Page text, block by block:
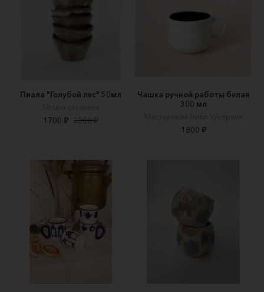
Пиала "Голубой лес" 50мл
Sibumi ceramics
1700 ₽ 2000 ₽
Чашка ручной работы белая
300 мл
Мастерская Вики Уйстрайх
1800 ₽